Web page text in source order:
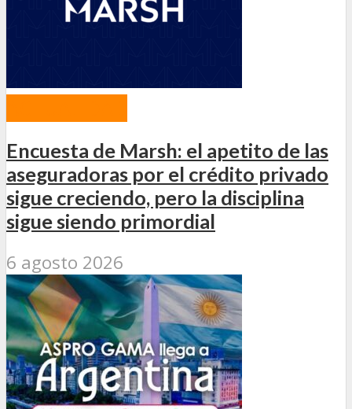
Encuesta de Marsh: el apetito de las
aseguradoras por el crédito privado
sigue creciendo, pero la disciplina
sigue siendo primordial
6 agosto 2026